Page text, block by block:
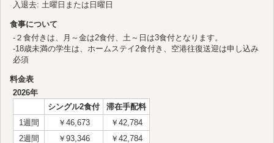
入退去: 土曜日または日曜日
食事について
-２食付きは、月～金は2食付、土～日は3食付となります。
-18歳未満の学生は、ホームステイ2食付き、空港往復送迎は申し込み
必須
料金表
2026年
シングル2食付
滞在手配料
1週間
￥46,673
￥42,784
2週間
￥93,346
￥42,784